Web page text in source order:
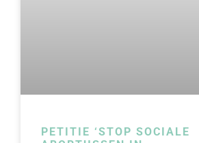
PETITIE ‘STOP SOCIALE